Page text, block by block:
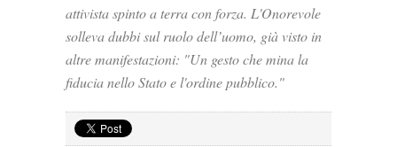
attivista spinto a terra con forza. L'Onorevole
solleva dubbi sul ruolo dell’uomo, già visto in
altre manifestazioni: "Un gesto che mina la
fiducia nello Stato e l'ordine pubblico."